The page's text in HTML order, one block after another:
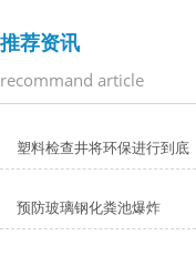
推荐资讯
recommand article
塑料检查井将环保进行到底
预防玻璃钢化粪池爆炸